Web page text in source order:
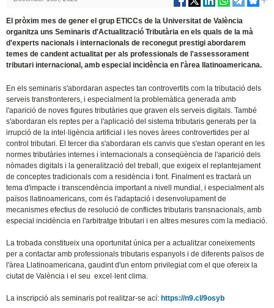
El pròxim mes de gener el grup ETICCs de la Universitat de València
organitza uns Seminaris d'Actualització Tributària en els quals de la mà
d'experts nacionals i internacionals de reconegut prestigi abordarem
temes de candent actualitat per als professionals de l'assessorament
tributari internacional, amb especial incidència en l'àrea llatinoamericana.
En els seminaris s'abordaran aspectes tan controvertits com la tributació dels
serveis transfronterers, i especialment la problemàtica generada amb
l'aparició de noves figures tributàries que graven els serveis digitals. També
s'abordaran els reptes per a l'aplicació del sistema tributaris generats per la
irrupció de la intel·ligència artificial i les noves àrees controvertides per al
control tributari. El tercer dia s'abordaran els canvis que s'estan operant en les
normes tributàries internes i internacionals a conseqüència de l'aparició dels
nòmades digitals i la generalització del treball, que exigeix el replantejament
de conceptes tradicionals com a residència i font. Finalment es tractarà un
tema d'impacte i transcendència important a nivell mundial, i especialment als
països llatinoamericans, com és l'adaptació i desenvolupament de
mecanismes efectius de resolució de conflictes tributaris transnacionals, amb
especial incidència en l'arbitratge tributari i en altres mesures com la mediació.
La trobada constitueix una oportunitat única per a actualitzar coneixements
per a contactar amb professionals tributaris espanyols i de diferents països de
l'àrea Llatinoamericana, gaudint d'un entorn privilegiat com el que ofereix la
ciutat de València i el seu excel·lent clima.
La inscripció als seminaris pot realitzar-se ací:https://n9.cl/9osyb